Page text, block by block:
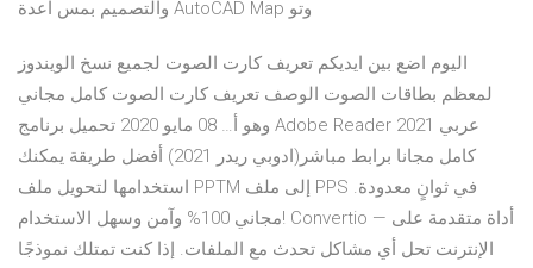
والتصميم بمس اعدة AutoCAD Map وتو
اليوم اضع بين ايديكم تعريف كارت الصوت لجميع نسخ الويندوز
لمعظم بطاقات الصوت الوصف تعريف كارت الصوت كامل مجاني
وهو أ… 08 مايو 2020 تحميل برنامج Adobe Reader 2021 عربي
كامل مجانا برابط مباشر(ادوبي ريدر 2021) أفضل طريقة يمكنك
استخدامها لتحويل ملف PPTM إلى ملف PPS في ثوانٍ معدودة.
مجاني 100% وآمن وسهل الاستخدام! Convertio — أداة متقدمة على
الإنترنت تحل أي مشاكل تحدث مع الملفات. إذا كنت تمتلك نموذجًا